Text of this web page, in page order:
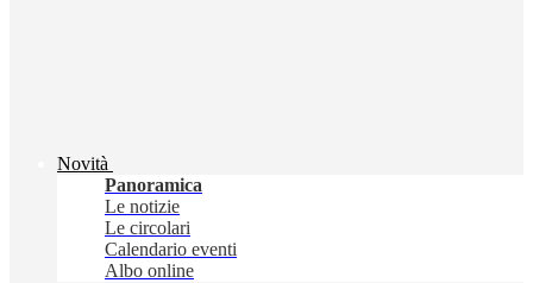
Novità
Panoramica
Le notizie
Le circolari
Calendario eventi
Albo online